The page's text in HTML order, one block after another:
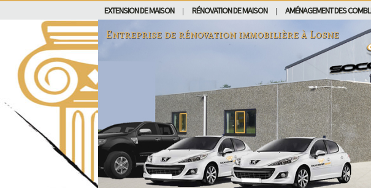
EXTENSION DE MAISON RÉNOVATION DE MAISON AMÉNAGEMENT DES
Entreprise de rénovation immobilière àLosne